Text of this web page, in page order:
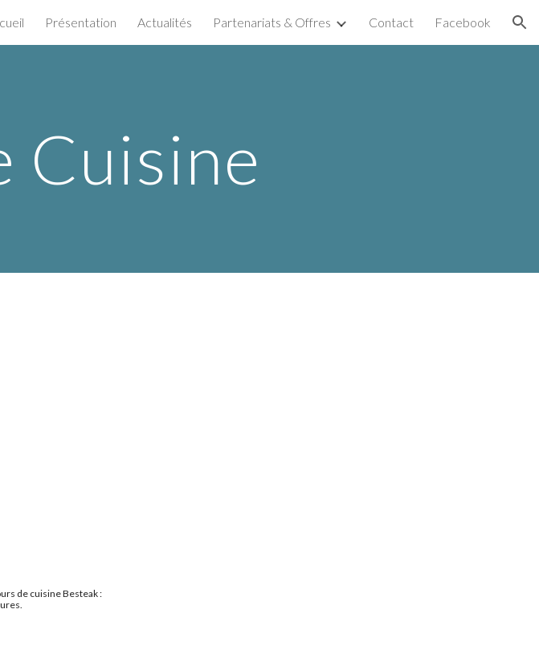
Skip to navigation
Présentation Actualités Partenariats & Offres Contact Facebook
Cuisine
de cuisine Besteak :